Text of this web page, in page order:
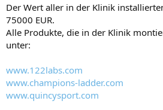
Der Wert aller in der Klinik
75000 EUR.
Alle Produkte, die in der Klinik
unter:
www.122labs.com
www.champions-ladder.com
www.quincysport.com